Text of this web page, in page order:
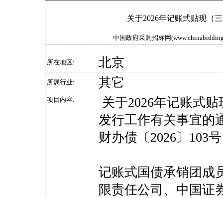
关于2026年记账式贴现（
中国政府采购招标网
所在地区: 北京
所属行业: 其它
项目内容:
关于2026年记账式
发行工作有关事宜的
财办债〔2026〕103号
记账式国债承销团成
限责任公司、中国证